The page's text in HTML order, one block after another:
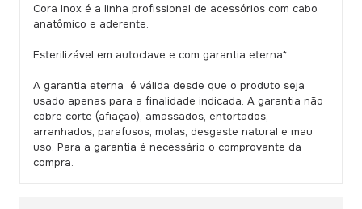
Cora Inox é a linha profissional de acessórios com cabo
anatômico e aderente.
Esterilizável em autoclave e com garantia eterna*.
A garantia eterna é válida desde que o produto seja
usado apenas para a finalidade indicada. A garantia não
cobre corte (afiação), amassados, entortados,
arranhados, parafusos, molas, desgaste natural e mau
uso. Para a garantia é necessário o comprovante da
compra.